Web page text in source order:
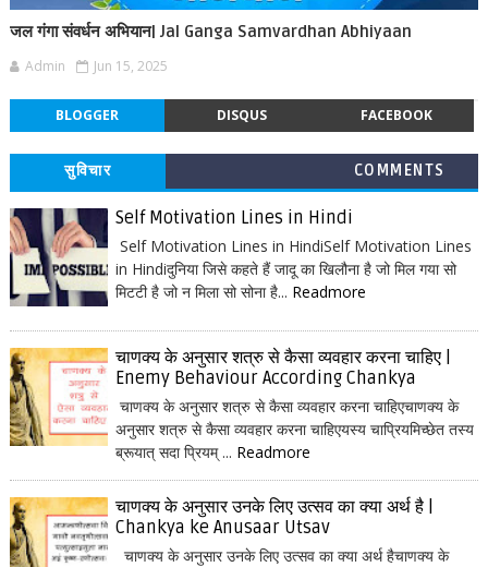
जल गंगा संवर्धन अभियान| Jal Ganga Samvardhan Abhiyaan
Admin Jun 15, 2025
BLOGGER DISQUS FACEBOOK
सुविचार COMMENTS
Self Motivation Lines in Hindi
Self Motivation Lines in HindiSelf Motivation Lines
in Hindiदुनिया जिसे कहते हैं जादू का खिलौना है जो मिल गया सो
मिटटी है जो न मिला सो सोना है... Readmore
चाणक्य के अनुसार शत्रु से कैसा व्यवहार करना चाहिए |
Enemy Behaviour According Chankya
चाणक्य के अनुसार शत्रु से कैसा व्यवहार करना चाहिएचाणक्य के
अनुसार शत्रु से कैसा व्यवहार करना चाहिएयस्य चाप्रियमिच्छेत तस्य
ब्रूयात् सदा प्रियम् ... Readmore
चाणक्य के अनुसार उनके लिए उत्सव का क्या अर्थ है |
Chankya ke Anusaar Utsav
चाणक्य के अनुसार उनके लिए उत्सव का क्या अर्थ हैचाणक्य के